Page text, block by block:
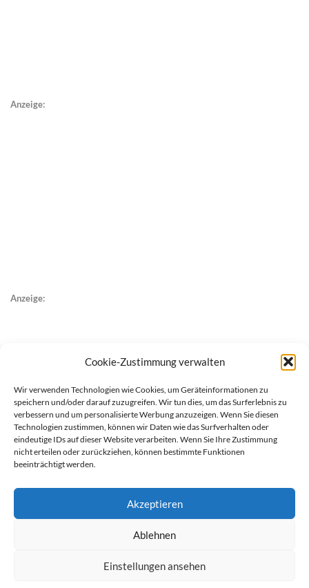
Cookie-Zustimmung verwalten
Wir verwenden Technologien wie Cookies, um Geräteinformationen zu
speichern und/oder darauf zuzugreifen. Wir tun dies, um das Surferlebnis zu
verbessern und um personalisierte Werbung anzuzeigen. Wenn Sie diesen
Technologien zustimmen, können wir Daten wie das Surfverhalten oder
eindeutige IDs auf dieser Website verarbeiten. Wenn Sie Ihre Zustimmung
nicht erteilen oder zurückziehen, können bestimmte Funktionen
beeinträchtigt werden.
Akzeptieren
Ablehnen
Einstellungen ansehen
Anzeige:
Anzeige: